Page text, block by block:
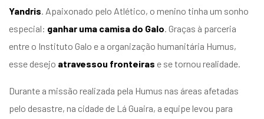
Yandris . Apaixonado pelo Atlético, o menino tinha um sonho
especial: ganhar uma camisa do Galo . Graças à parceria
entre o Instituto Galo e a organização humanitária Humus,
esse desejo atravessou fronteiras e se tornou realidade.
Durante a missão realizada pela Humus nas áreas afetadas
pelo desastre, na cidade de Lá Guaira, a equipe levou para